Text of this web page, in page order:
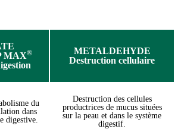
MAX®
METALDEHYDE
Destruction cellulaire
du
dans
digestive.
Destruction des cellules
productrices de mucus situées
sur la peau et dans le système
digestif.